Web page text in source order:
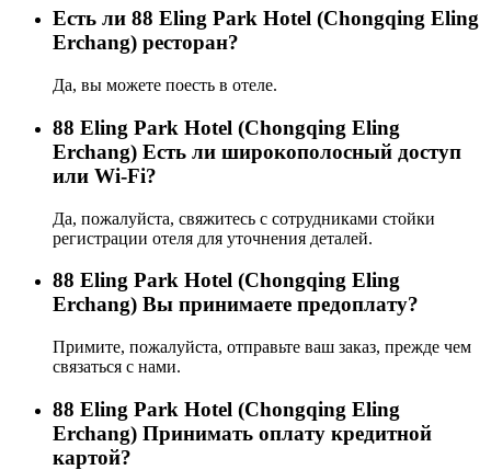
Eсть ли 88 Eling Park Hotel (Chongqing Eling
Erchang) ресторан?
Да, вы можете поесть в отеле.
88 Eling Park Hotel (Chongqing Eling
Erchang) Есть ли широкополосный доступ
или Wi-Fi?
Да, пожалуйста, свяжитесь с сотрудниками стойки
регистрации отеля для уточнения деталей.
88 Eling Park Hotel (Chongqing Eling
Erchang) Вы принимаете предоплату?
Примите, пожалуйста, отправьте ваш заказ, прежде чем
связаться с нами.
88 Eling Park Hotel (Chongqing Eling
Erchang) Принимать оплату кредитной
картой?